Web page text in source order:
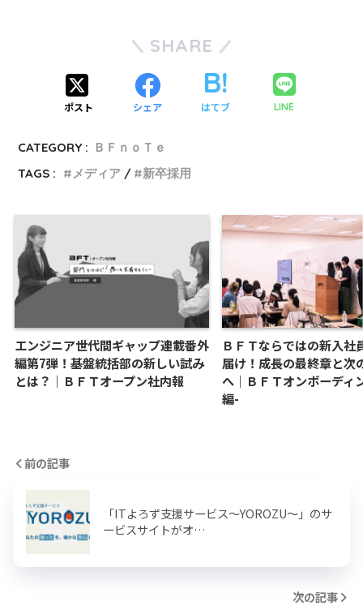
SHARE
ポスト シェア はてブ LINE
CATEGORY : ＢＦｎｏＴｅ
TAGS :
メディア 新卒採用
エンジニア世代間ギャップ連載番外
編第7弾！基盤統括部の新しい試み
とは？｜ＢＦＴオープン社内報
ＢＦＴならではの新入社
届け！成長の最終章と次
へ｜ＢＦＴオンボーディ
編-
前の記事
「ITよろず支援サービス～YOROZU～」のサ
ービスサイトがオ…
次の記事